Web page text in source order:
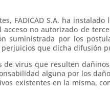
FADICAD S.A. ha instalado
no autorizado de
suministrada por los
perjuicios que dicha difusión
de virus que resulten
alguna por los
existentes en la misma,